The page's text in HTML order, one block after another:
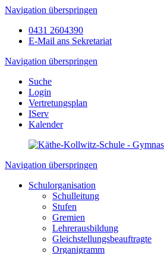
Navigation überspringen
0431 2604390
E-Mail ans Sekretariat
Navigation überspringen
Suche
Login
Vertretungsplan
IServ
Kalender
Navigation überspringen
Schulorganisation
Schulleitung
Stufen
Gremien
Lehrerausbildung
Gleichstellungsbeauftragte
Organigramm